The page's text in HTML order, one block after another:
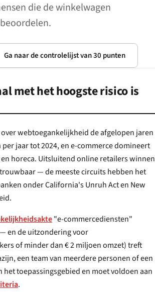
die de winkelwagen
Ga naar de controlelijst van 30 punten
met het hoogste risico is
webtoegankelijkheid de afgelopen jaren
jaar tot 2024, en e-commerce domineert
horeca. Uitsluitend online retailers winnen
— de meeste circuits hebben het
onder California's Unruh Act en New
"e-commercediensten"
voor
ofminder dan € 2 miljoen omzet) treft
of een
aan
.